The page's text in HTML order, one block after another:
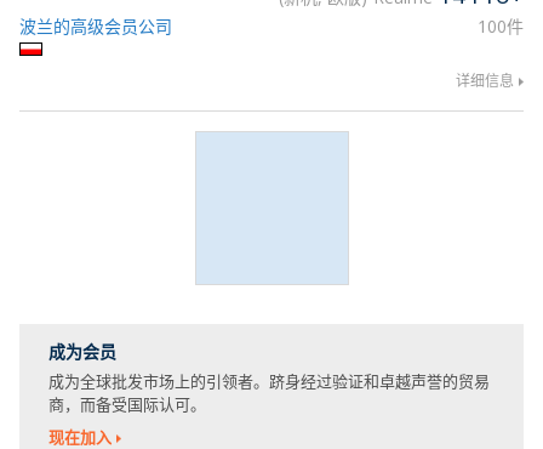
100件
波兰的高级会员公司
详细信息
成为会员
成为全球批发市场上的引领者。跻身经过验证和卓越声誉的贸易
商，而备受国际认可。
现在加入